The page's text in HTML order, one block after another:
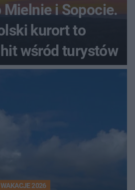
i Sopocie.
kurort to
wśród turystów
WAKACJE 2026